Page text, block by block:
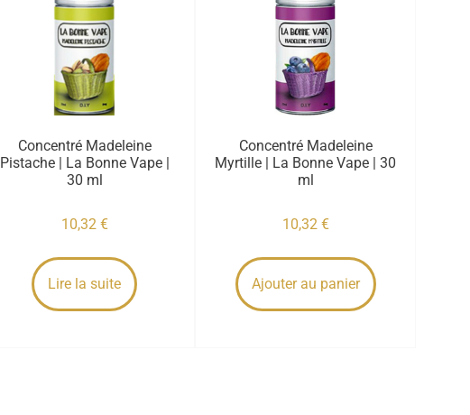
Concentré Madeleine
Pistache | La Bonne Vape |
30 ml
10,32 €
Lire la suite
Concentré Madeleine
Myrtille | La Bonne Vape | 30
ml
10,32 €
Ajouter au panier